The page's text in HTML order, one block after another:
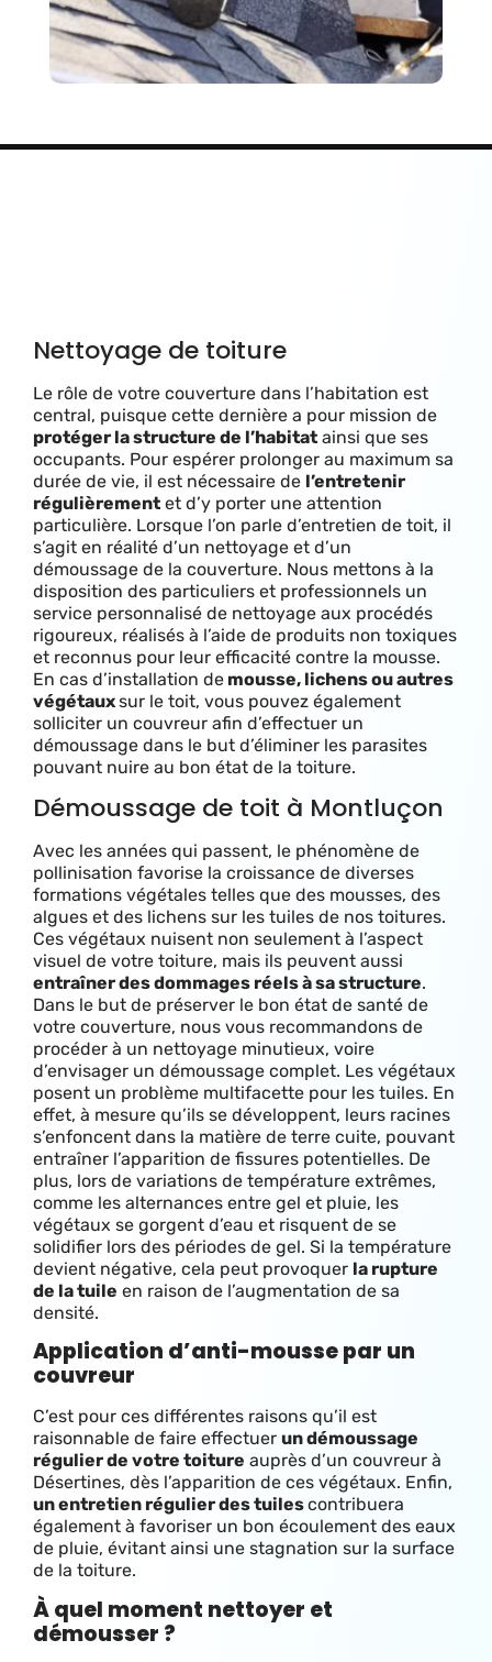
Nettoyage de toiture
Le rôle de votre couverture dans l’habitation est
central, puisque cette dernière a pour mission de
protéger la structure de l’habitat ainsi que ses
occupants. Pour espérer prolonger au maximum sa
durée de vie, il est nécessaire de l’entretenir
régulièrement et d’y porter une attention
particulière. Lorsque l’on parle d’entretien de toit, il
s’agit en réalité d’un nettoyage et d’un
démoussage de la couverture. Nous mettons à la
disposition des particuliers et professionnels un
service personnalisé de nettoyage aux procédés
rigoureux, réalisés à l’aide de produits non toxiques
et reconnus pour leur efficacité contre la mousse.
En cas d’installation de mousse, lichens ou autres
végétauxsur le toit, vous pouvez également
solliciter un couvreur afin d’effectuer un
démoussage dans le but d’éliminer les parasites
pouvant nuire au bon état de la toiture.
Démoussage de toit à Montluçon
Avec les années qui passent, le phénomène de
pollinisation favorise la croissance de diverses
formations végétales telles que des mousses, des
algues et des lichens sur les tuiles de nos toitures.
Ces végétaux nuisent non seulement à l’aspect
visuel de votre toiture, mais ils peuvent aussi
entraîner des dommages réels à sa structure.
Dans le but de préserver le bon état de santé de
votre couverture, nous vous recommandons de
procéder à un nettoyage minutieux, voire
d’envisager un démoussage complet. Les végétaux
posent un problème multifacette pour les tuiles. En
effet, à mesure qu’ils se développent, leurs racines
s’enfoncent dans la matière de terre cuite, pouvant
entraîner l’apparition de fissures potentielles. De
plus, lors de variations de température extrêmes,
comme les alternances entre gel et pluie, les
végétaux se gorgent d’eau et risquent de se
solidifier lors des périodes de gel. Si la température
devient négative, cela peut provoquer la rupture
de la tuile en raison de l’augmentation de sa
densité.
Application d’anti-mousse par un
couvreur
C’est pour ces différentes raisons qu’il est
raisonnable de faire effectuer un démoussage
régulier de votre toiture auprès d’un couvreur à
Désertines, dès l’apparition de ces végétaux. Enfin,
un entretien régulier des tuilescontribuera
également à favoriser un bon écoulement des eaux
de pluie, évitant ainsi une stagnation sur la surface
de la toiture.
À quel moment nettoyer et
démousser ?